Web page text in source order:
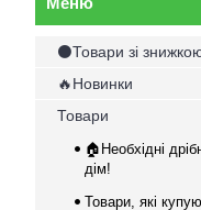
⚫Товари зі
🔥Новинки
Товари
🏠Необхідні
дім!
Товари, які